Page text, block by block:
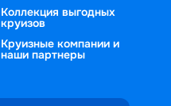
Коллекция выгодных
круизов
Круизные компании и
наши партнеры